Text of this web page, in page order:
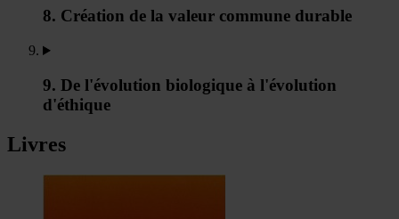
8. Création de la valeur commune durable
9. De l'évolution biologique à l'évolution
d'éthique
Livres